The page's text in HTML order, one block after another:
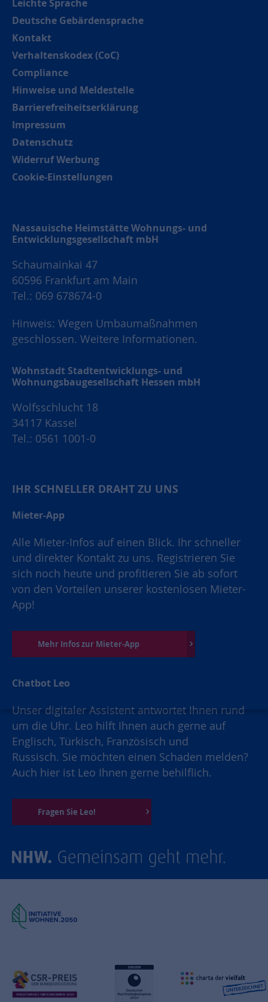
Leichte Sprache
Deutsche Gebärdensprache
Kontakt
Verhaltenskodex (CoC)
Compliance
Hinweise und Meldestelle
Barrierefreiheitserklärung
Impressum
Datenschutz
Widerruf Werbung
Cookie-Einstellungen
Nassauische Heimstätte Wohnungs- und
Entwicklungsgesellschaft mbH
Schaumainkai 47
60596 Frankfurt am Main
Tel.: 069 678674-0
Hinweis: Wegen Umbaumaßnahmen
geschlossen. Weitere Informationen.
Wohnstadt Stadtentwicklungs- und
Wohnungsbaugesellschaft Hessen mbH
Wolfsschlucht 18
34117 Kassel
Tel.: 0561 1001-0
IHR SCHNELLER DRAHT ZU UNS
Mieter-App
Alle Mieter-Infos auf einen Blick. Ihr schneller
und direkter Kontakt zu uns. Registrieren Sie
sich noch heute und profitieren Sie ab sofort
von den Vorteilen unserer kostenlosen Mieter-
App!
Mehr Infos zur Mieter-App
Chatbot Leo
Unser digitaler Assistent antwortet Ihnen rund
um die Uhr. Leo hilft Ihnen auch gerne auf
Englisch, Türkisch, Französisch und
Russisch. Sie möchten einen Schaden melden?
Auch hier ist Leo Ihnen gerne behilflich.
Fragen Sie Leo!